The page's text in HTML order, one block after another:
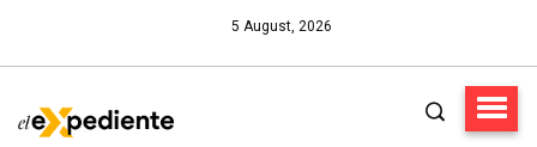
5 August, 2026